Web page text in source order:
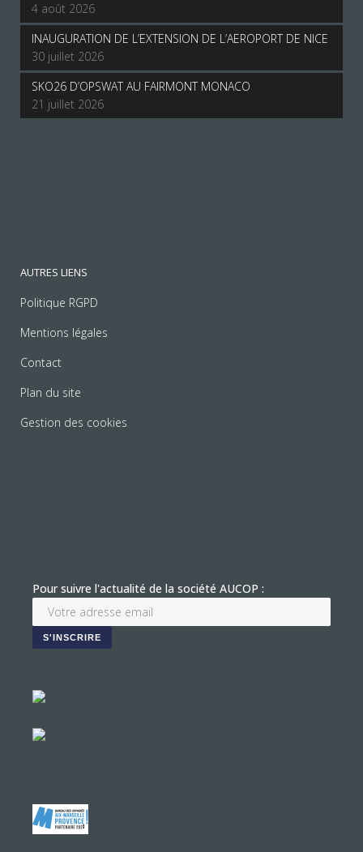
4 août 2026
INAUGURATION DE L’EXTENSION DE L’AEROPORT DE NICE
30 juillet 2026
SKO26 D’OPSWAT AU FAIRMONT MONACO
21 juillet 2026
AUTRES LIENS
Politique RGPD
Mentions légales
Contact
Plan du site
Gestion des cookies
Pour suivre l'actualité de la société AUCOP :